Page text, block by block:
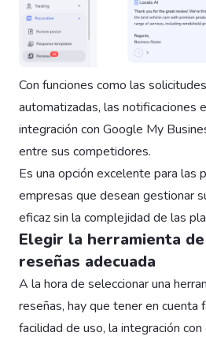
Con funciones como las
automatizadas, las notificaciones
integración con Google My
entre sus competidores.
Es una opción excelente para las
empresas que desean gestionar
eficaz sin la complejidad de las
Elegir la herramienta
reseñas adecuada
A la hora de seleccionar una
reseñas, hay que tener en cuenta
facilidad de uso, la integración